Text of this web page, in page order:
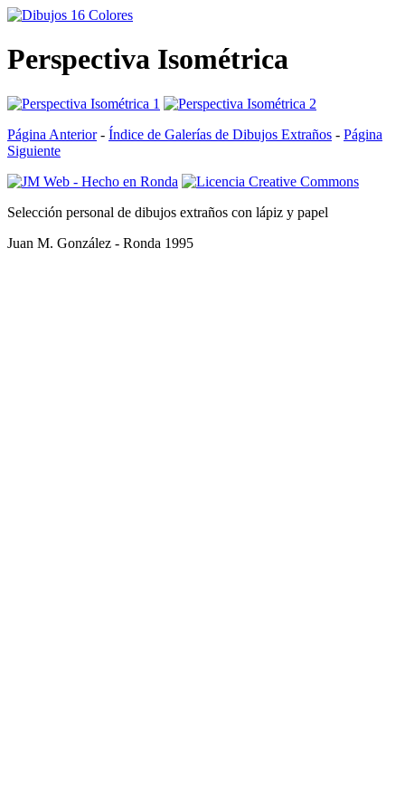
Perspectiva Isométrica
Página Anterior- Índice de Galerías de Dibujos Extraños - Página
Siguiente
Selección personal de dibujos extraños con lápiz y papel
Juan M. González - Ronda 1995